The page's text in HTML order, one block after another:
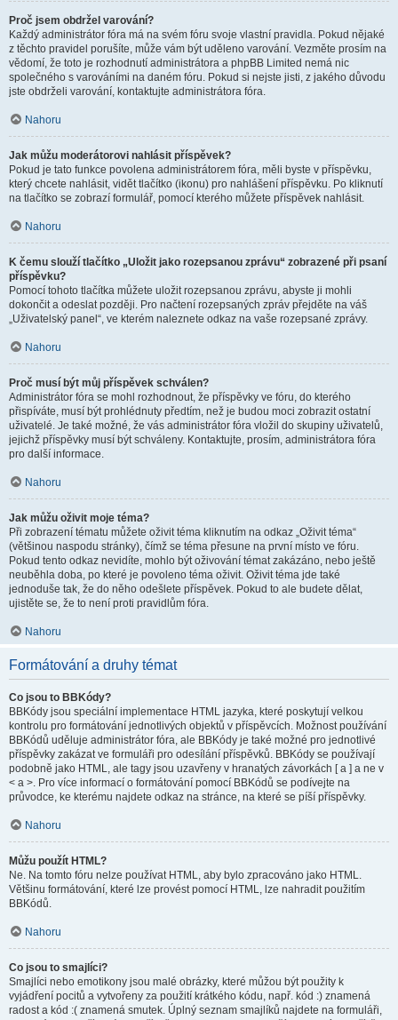
Proč jsem obdržel varování?
Každý administrátor fóra má na svém fóru svoje vlastní pravidla. Pokud nějaké
z těchto pravidel porušíte, může vám být uděleno varování. Vezměte prosím na
vědomí, že toto je rozhodnutí administrátora a phpBB Limited nemá nic
společného s varováními na daném fóru. Pokud si nejste jisti, z jakého důvodu
jste obdrželi varování, kontaktujte administrátora fóra.
Nahoru
Jak můžu moderátorovi nahlásit příspěvek?
Pokud je tato funkce povolena administrátorem fóra, měli byste v příspěvku,
který chcete nahlásit, vidět tlačítko (ikonu) pro nahlášení příspěvku. Po kliknutí
na tlačítko se zobrazí formulář, pomocí kterého můžete příspěvek nahlásit.
Nahoru
K čemu slouží tlačítko „Uložit jako rozepsanou zprávu“ zobrazené při psaní
příspěvku?
Pomocí tohoto tlačítka můžete uložit rozepsanou zprávu, abyste ji mohli
dokončit a odeslat později. Pro načtení rozepsaných zpráv přejděte na váš
„Uživatelský panel“, ve kterém naleznete odkaz na vaše rozepsané zprávy.
Nahoru
Proč musí být můj příspěvek schválen?
Administrátor fóra se mohl rozhodnout, že příspěvky ve fóru, do kterého
přispíváte, musí být prohlédnuty předtím, než je budou moci zobrazit ostatní
uživatelé. Je také možné, že vás administrátor fóra vložil do skupiny uživatelů,
jejichž příspěvky musí být schváleny. Kontaktujte, prosím, administrátora fóra
pro další informace.
Nahoru
Jak můžu oživit moje téma?
Při zobrazení tématu můžete oživit téma kliknutím na odkaz „Oživit téma“
(většinou naspodu stránky), čímž se téma přesune na první místo ve fóru.
Pokud tento odkaz nevidíte, mohlo být oživování témat zakázáno, nebo ještě
neuběhla doba, po které je povoleno téma oživit. Oživit téma jde také
jednoduše tak, že do něho odešlete příspěvek. Pokud to ale budete dělat,
ujistěte se, že to není proti pravidlům fóra.
Nahoru
Formátování a druhy témat
Co jsou to BBKódy?
BBKódy jsou speciální implementace HTML jazyka, které poskytují velkou
kontrolu pro formátování jednotlivých objektů v příspěvcích. Možnost používání
BBKódů uděluje administrátor fóra, ale BBKódy je také možné pro jednotlivé
příspěvky zakázat ve formuláři pro odesílání příspěvků. BBKódy se používají
podobně jako HTML, ale tagy jsou uzavřeny v hranatých závorkách [ a ] a ne v
< a >. Pro více informací o formátování pomocí BBKódů se podívejte na
průvodce, ke kterému najdete odkaz na stránce, na které se píší příspěvky.
Nahoru
Můžu použít HTML?
Ne. Na tomto fóru nelze používat HTML, aby bylo zpracováno jako HTML.
Většinu formátování, které lze provést pomocí HTML, lze nahradit použitím
BBKódů.
Nahoru
Co jsou to smajlíci?
Smajlíci nebo emotikony jsou malé obrázky, které můžou být použity k
vyjádření pocitů a vytvořeny za použití krátkého kódu, např. kód :) znamená
radost a kód :( znamená smutek. Úplný seznam smajlíků najdete na formuláři,